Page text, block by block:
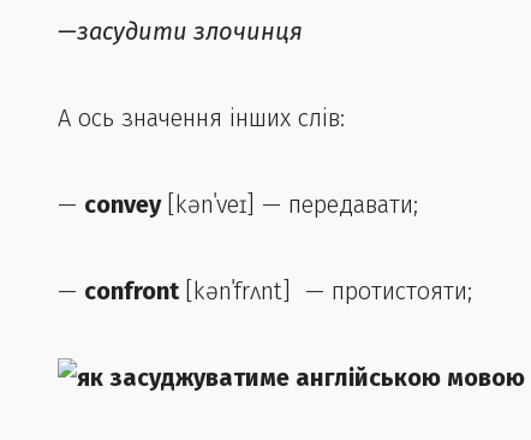
—засудити злочинця
А ось значення інших слів:
— convey [kənˈveɪ] — передавати;
— confront [kənˈfrʌnt] — протистояти;